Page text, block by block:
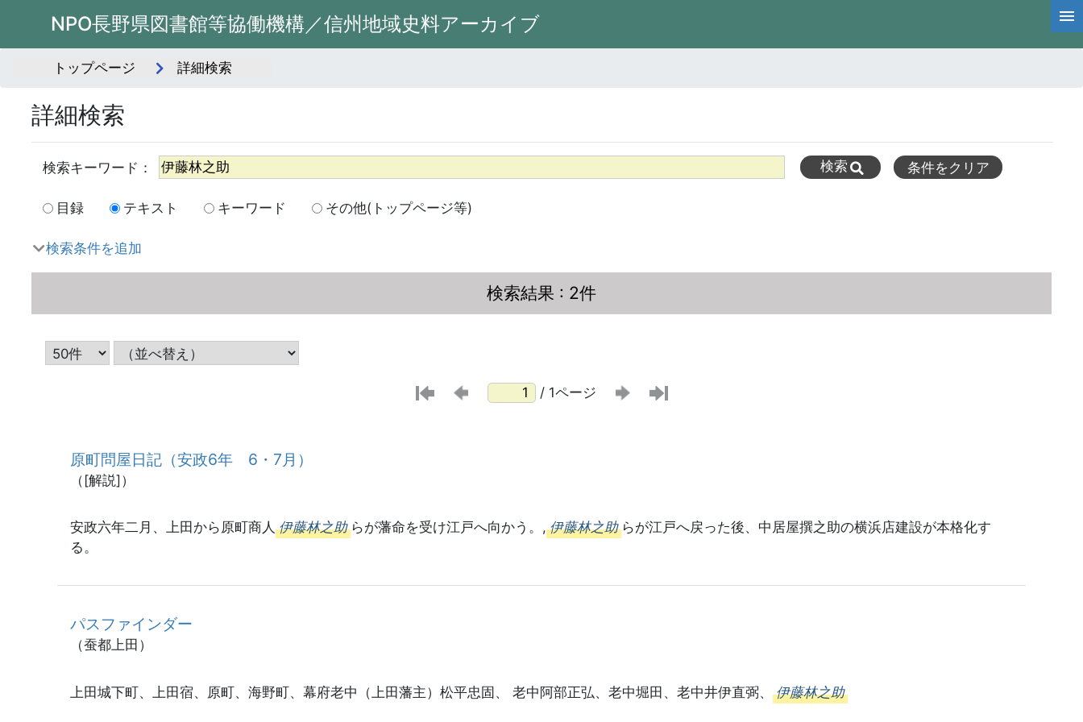
NPO長野県図書館等協働機構／信州地域史料アーカイブ
トップページ 詳細検索
詳細検索
目録 テキスト キーワード その他(トップページ等)
検索条件を追加
検索結果 : 2件
/ 1ページ
原町問屋日記（安政6年 6・7月）
（[解説]）
安政六年二月、上田から原町商人 伊藤林之助 らが藩命を受け江戸へ向かう。, 伊藤林之助 らが江戸へ戻った後、中居屋撰之助の横浜店建設が本格化す
る。
パスファインダー
（蚕都上田）
上田城下町、上田宿、原町、海野町、幕府老中（上田藩主）松平忠固、 老中阿部正弘、老中堀田、老中井伊直弼、 伊藤林之助